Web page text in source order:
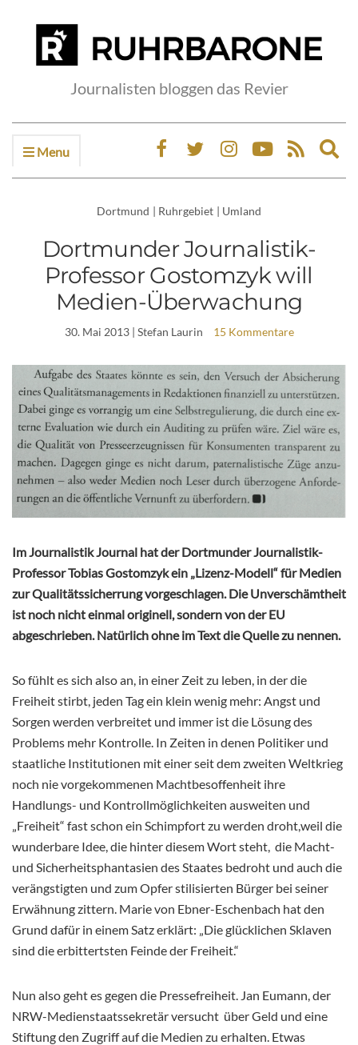
Journalisten bloggen das Revier
Menu
Dortmund | Ruhrgebiet | Umland
Dortmunder Journalistik-
Professor Gostomzyk will
Medien-Überwachung
30. Mai 2013| Stefan Laurin 15 Kommentare
Im Journalistik Journal hat der Dortmunder Journalistik-
Professor Tobias Gostomzyk ein „Lizenz-Modell“ für Medien
zur Qualitätssicherrung vorgeschlagen. Die Unverschämtheit
ist noch nicht einmal originell, sondern von der EU
abgeschrieben. Natürlich ohne im Text die Quelle zu nennen.
So fühlt es sich also an, in einer Zeit zu leben, in der die
Freiheit stirbt, jeden Tag ein klein wenig mehr: Angst und
Sorgen werden verbreitet und immer ist die Lösung des
Problems mehr Kontrolle. In Zeiten in denen Politiker und
staatliche Institutionen mit einer seit dem zweiten Weltkrieg
noch nie vorgekommenen Machtbesoffenheit ihre
Handlungs- und Kontrollmöglichkeiten ausweiten und
„Freiheit“ fast schon ein Schimpfort zu werden droht,weil die
wunderbare Idee, die hinter diesem Wort steht, die Macht-
und Sicherheitsphantasien des Staates bedroht und auch die
verängstigten und zum Opfer stilisierten Bürger bei seiner
Erwähnung zittern. Marie von Ebner-Eschenbach hat den
Grund dafür in einem Satz erklärt: „Die glücklichen Sklaven
sind die erbittertsten Feinde der Freiheit.“
Nun also geht es gegen die Pressefreiheit. Jan Eumann, der
NRW-Medienstaatssekretär versucht über Geld und eine
Stiftung den Zugriff auf die Medien zu erhalten. Etwas